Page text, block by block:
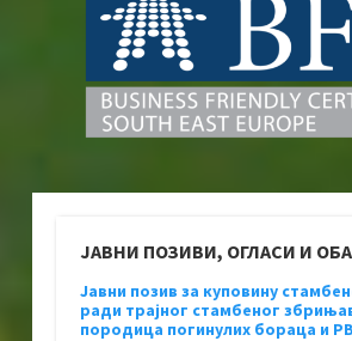
ЈАВНИ ПОЗИВИ, ОГЛАСИ И
Јавни позив за куповину
ради трајног стамбеног
породица погинулих бораца и